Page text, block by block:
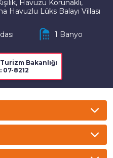
Havuzu Korunaklı,
Havuzlu Lüks Balayı Villası
1 Banyo
Bakanlığı
07-8212
Gecelik Haftalık